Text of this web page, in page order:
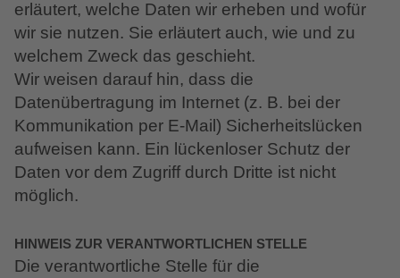
erläutert, welche Daten wir erheben und wofür
wir sie nutzen. Sie erläutert auch, wie und zu
welchem Zweck das geschieht.
Wir weisen darauf hin, dass die
Datenübertragung im Internet (z. B. bei der
Kommunikation per E-Mail) Sicherheitslücken
aufweisen kann. Ein lückenloser Schutz der
Daten vor dem Zugriff durch Dritte ist nicht
möglich.
HINWEIS ZUR VERANTWORTLICHEN STELLE
Die verantwortliche Stelle für die